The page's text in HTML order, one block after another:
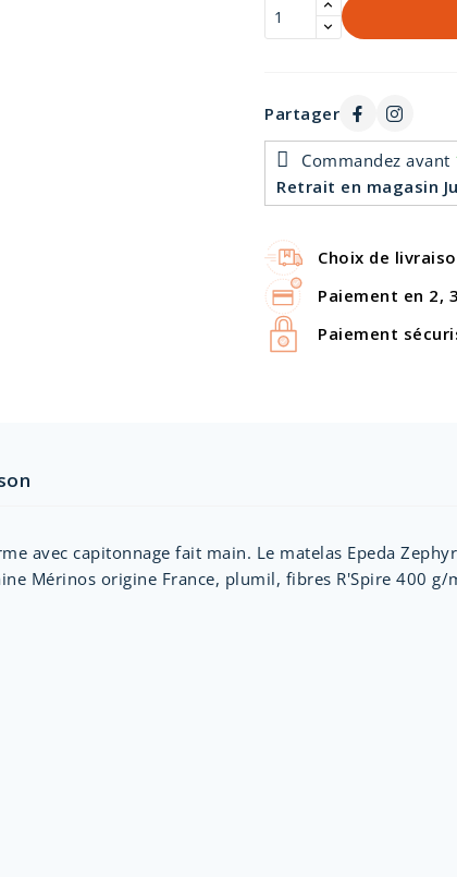
Partager
Commandez avant
Retrait en magasin
Choix de
Paiement en 2,
Paiement
avec capitonnage fait main. Le matelas Epeda
Mérinos origine France, plumil, fibres R'Spire 400